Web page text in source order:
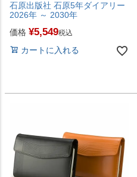
石原出版社 石原5年ダイアリー
2026年 ～ 2030年
価格 ¥5,549税込
カートに入れる